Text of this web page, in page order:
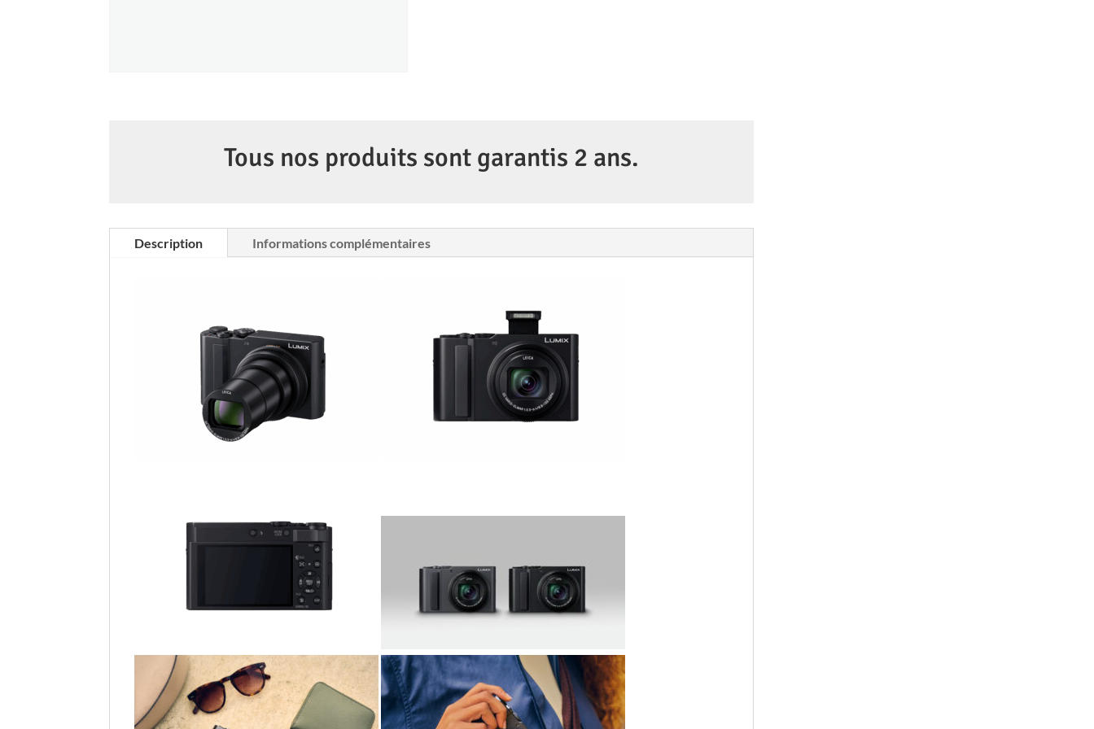
Tous nos produits sont garantis 2 ans.
Description Informations complémentaires